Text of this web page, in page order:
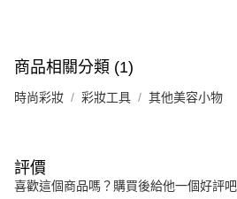
商品相關分類 (1)
時尚彩妝 彩妝工具 其他美容小物
評價
喜歡這個商品嗎？購買後給他一個好評吧